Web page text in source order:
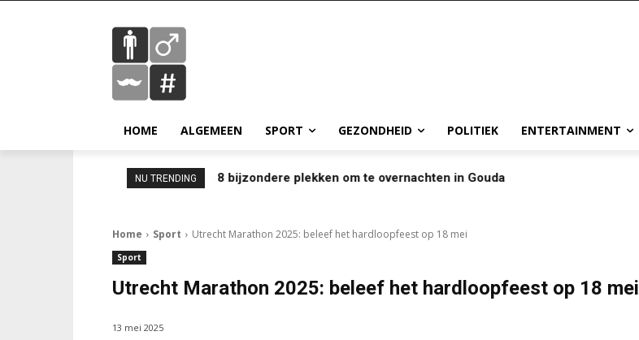
HOME ALGEMEEN SPORT GEZONDHEID POLITIEK ENTERTAINMENT
NU TRENDING 8 bijzondere plekken om te overnachten in Gouda
Home Sport Utrecht Marathon 2025: beleef het hardloopfeest op 18 mei
Sport
Utrecht Marathon 2025: beleef het hardloopfeest op 18 mei
13 mei 2025